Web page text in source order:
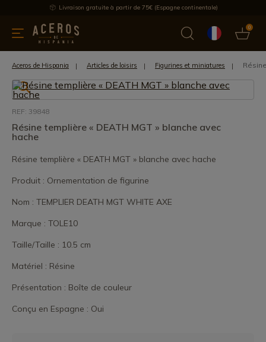
Livraison gratuite à partir de 75€ (Espagne continentale)
0
de cuisine Offre Dernières nouvelles Meilleures ventes
Aceros de Hispania Articles de loisirs Figurines et miniatures
REF: 39848
Résine templière « DEATH MGT » blanche avec
hache
Résine templière « DEATH MGT » blanche avec hache
Produit : Ornementation de figurine
Nom : TEMPLIER DEATH MGT WHITE AXE
Marque : TOLE10
Taille/Taille : 10.5 cm
Matériel : Résine
Présentation : Boîte de couleur
Conçu en Espagne : Oui